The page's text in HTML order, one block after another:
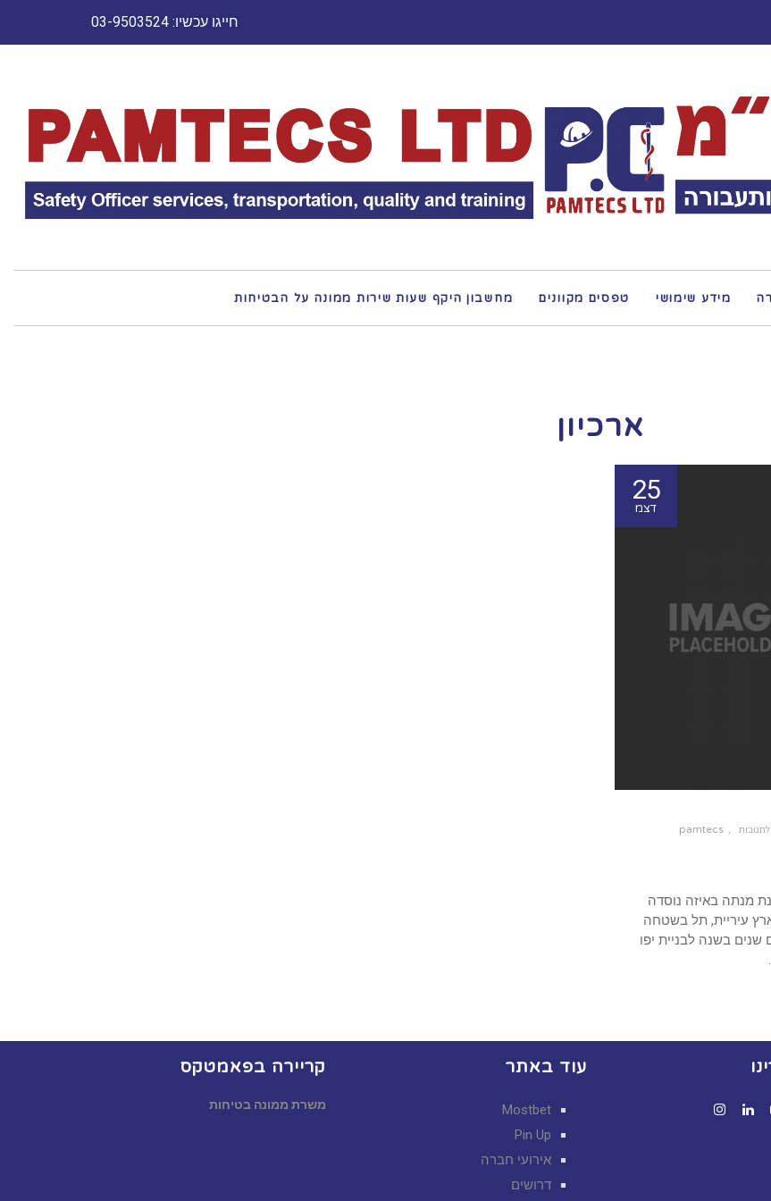
חייגו עכשיו: 03-9503524
מידע שימושי טפסים מקוונים מחשבון היקף שעות שירות ממונה על הבטיחות
ארכיון
25
דצמ
pamtecs
מנתה באיזה נוסדה
עיריית, תל בשטחה
שנים בשנה לבניית יפו
עוד באתר
Mostbet
Pin Up
אירועי חברה
דרושים
קריירה בפאמטקס
משרת ממונה בטיחות